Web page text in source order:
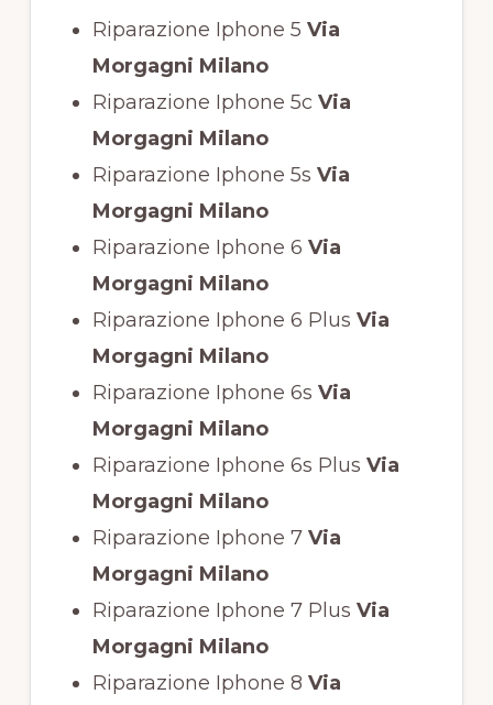
Riparazione Iphone 5 Via
Morgagni Milano
Riparazione Iphone 5c Via
Morgagni Milano
Riparazione Iphone 5s Via
Morgagni Milano
Riparazione Iphone 6 Via
Morgagni Milano
Riparazione Iphone 6 Plus Via
Morgagni Milano
Riparazione Iphone 6s Via
Morgagni Milano
Riparazione Iphone 6s Plus Via
Morgagni Milano
Riparazione Iphone 7Via
Morgagni Milano
Riparazione Iphone 7 Plus Via
Morgagni Milano
Riparazione Iphone 8 Via